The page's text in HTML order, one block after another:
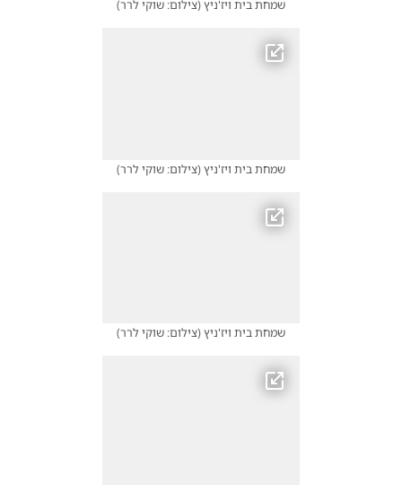
שמחת בית ויז'ניץ(צילום: שוקי לרר)
שמחת בית ויז'ניץ(צילום: שוקי לרר)
שמחת בית ויז'ניץ(צילום: שוקי לרר)